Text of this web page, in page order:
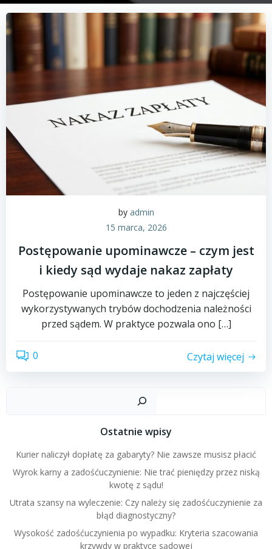
by admin
15 marca, 2026
Postępowanie upominawcze – czym jest
i kiedy sąd wydaje nakaz zapłaty
Postępowanie upominawcze to jeden z najczęściej
wykorzystywanych trybów dochodzenia należności
przed sądem. W praktyce pozwala ono […]
0 Czytaj więcej
Ostatnie wpisy
Kurier naliczył dopłatę za gabaryty? Nie zawsze musisz płacić
Wyrok karny a zadośćuczynienie: Nie trać pieniędzy przez niską
kwotę z sądu!
Utrata szansy na wyleczenie: Czy należy się zadośćuczynienie za
błąd diagnostyczny?
Wysokość zadośćuczynienia po wypadku: Kryteria szacowania
krzywdy w praktyce sądowej